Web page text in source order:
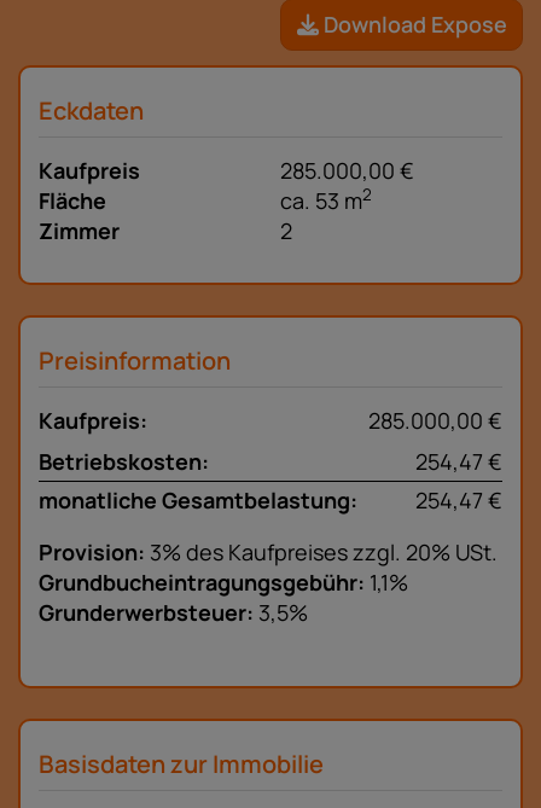
Download Expose
Eckdaten
Kaufpreis
285.000,00 €
Fläche
ca. 53 m2
Zimmer 2
Preisinformation
Kaufpreis:
285.000,00 €
Betriebskosten:
254,47 €
monatliche Gesamtbelastung:
254,47 €
Provision: 3% des Kaufpreises zzgl. 20% USt.
Grundbucheintragungsgebühr: 1,1%
Grunderwerbsteuer: 3,5%
Basisdaten zur Immobilie